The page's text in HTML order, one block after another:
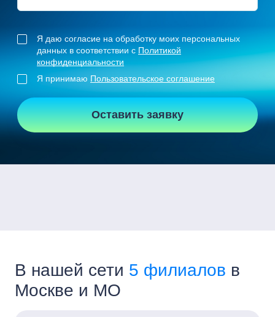
Я даю согласие на обработку моих персональных
данных в соответствии с Политикой
конфиденциальности
Я принимаю Пользовательское соглашение
Оставить заявку
В нашей сети 5 филиалов в
Москве и МО